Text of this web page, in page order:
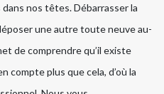
nos têtes. Débarrasser la
une autre toute neuve au-
de comprendre qu’il existe
compte plus que cela, d’où la